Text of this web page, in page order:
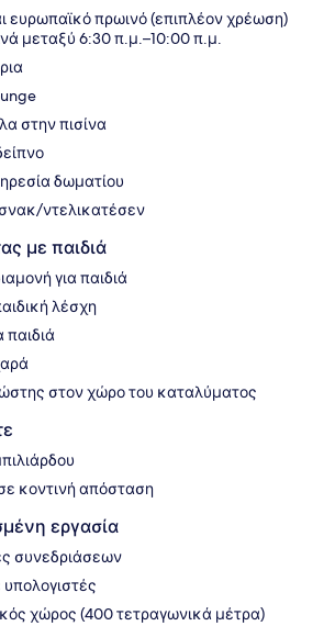
ευρωπαϊκό πρωινό (επιπλέον χρέωση)
μεταξύ 6:30 π.μ.–10:00 π.μ.
στην πισίνα
δωματίου
ντελικατέσεν
με παιδιά
για παιδιά
λέσχη
παιδιά
στον χώρο του καταλύματος
κοντινή απόσταση
εργασία
συνεδριάσεων
χώρος (400 τετραγωνικά μέτρα)